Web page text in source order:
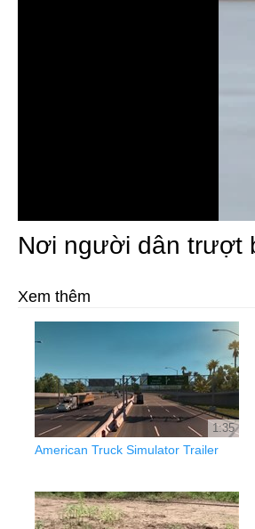
Nơi người dân trượt
Xem thêm
1:35
American Truck Simulator Trailer